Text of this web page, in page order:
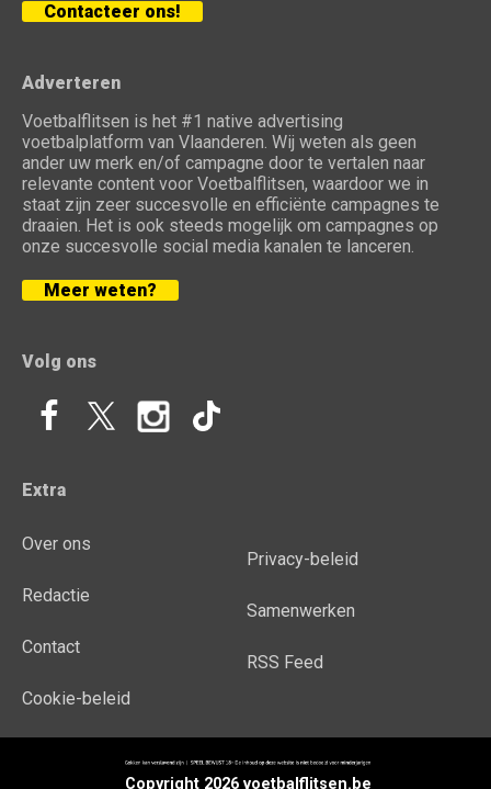
Contacteer ons!
Adverteren
Voetbalflitsen is het #1 native advertising
voetbalplatform van Vlaanderen. Wij weten als geen
ander uw merk en/of campagne door te vertalen naar
relevante content voor Voetbalflitsen, waardoor we in
staat zijn zeer succesvolle en efficiënte campagnes te
draaien. Het is ook steeds mogelijk om campagnes op
onze succesvolle social media kanalen te lanceren.
Meer weten?
Volg ons
Extra
Over ons
Redactie
Contact
Cookie-beleid
Privacy-beleid
Samenwerken
RSS Feed
Copyright 2026 voetbalflitsen.be